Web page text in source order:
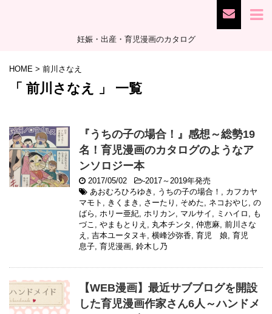
妊娠・出産・育児漫画のカタログ
HOME > 前川さなえ
「 前川さなえ 」 一覧
『うちの子の場合！』感想～総勢19
名！育児漫画のカタログのようなア
ンソロジー本
2017/05/02 -2017～2019年発売
あおむろひろゆき , うちの子の場合！ , カフカヤ
マモト , きくまき , さーたり , そめた, ネコおやじ , の
ばら , ホリー亜紀, ホリカン, マルサイ , ミハイロ , も
づこ , やまもとりえ , 丸本チンタ , 仲恵麻, 前川さな
え , 吉本ユータヌキ, 横峰沙弥香, 育児 娘, 育児
息子, 育児漫画, 鈴木し乃
【WEB漫画】最近サブブログを開設
した育児漫画作家さん6人～ハンドメ